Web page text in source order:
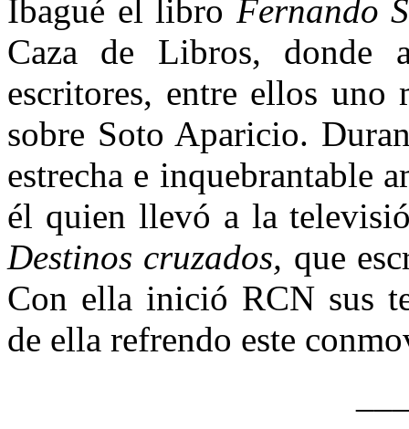
Ibagué el libro Fernando
Caza de Libros, donde
escritores, entre ellos
sobre Soto Aparicio.
estrecha e inquebrantable
él quien llevó a la
Destinos cruzados, que
Con ella inició RCN sus
de ella refrendo este